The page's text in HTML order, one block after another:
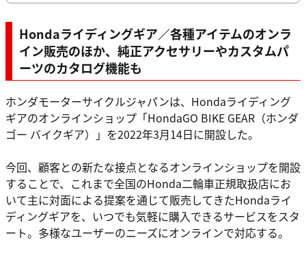
Hondaライディングギア／各種アイテムのオンラ
イン販売のほか、純正アクセサリーやカスタムパ
ーツのカタログ機能も
ホンダモーターサイクルジャパンは、Hondaライディング
ギアのオンラインショップ「HondaGO BIKE GEAR（ホンダ
ゴー バイクギア）」を2022年3月14日に開設した。
今回、顧客との新たな接点となるオンラインショップを開設
することで、これまで全国のHonda二輪車正規取扱店にお
いて主に対面による提案を通じて販売してきたHondaライ
ディングギアを、いつでも気軽に購入できるサービスをスタ
ート。多様なユーザーのニーズにオンラインで対応する。